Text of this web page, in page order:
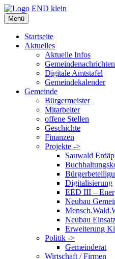
Zum
Inhalt
springen
Menü
Startseite
Aktuelles
Aktuelle Infos
Gemeindenachrichten
Digitale Amtstafel
Gemeindekalender
Gemeinde
Bürgermeister
Mitarbeiter
offene Stellen
Geschichte
Finanzen
Projekte ->
Sauwald
Digitalisierung
EED III –
Neubau
Neubau
Erweiterung
Politik ->
Gemeinderat
Wirtschaft / Firmen